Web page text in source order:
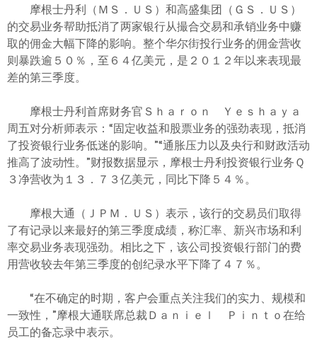
摩根士丹利（ＭＳ．ＵＳ）和高盛集团（ＧＳ．ＵＳ）
的交易业务帮助抵消了两家银行从撮合交易和承销业务中赚
取的佣金大幅下降的影响。整个华尔街投行业务的佣金营收
则暴跌逾５０％，至６４亿美元，是２０１２年以来表现最
差的第三季度。
摩根士丹利首席财务官Ｓｈａｒｏｎ Ｙｅｓｈａｙａ
周五对分析师表示：“固定收益和股票业务的强劲表现，抵消
了投资银行业务低迷的影响。”“通胀压力以及央行和财政活动
推高了波动性。”财报数据显示，摩根士丹利投资银行业务Ｑ
３净营收为１３．７３亿美元，同比下降５４％。
摩根大通（ＪＰＭ．ＵＳ）表示，该行的交易员们取得
了有记录以来最好的第三季度成绩，称汇率、新兴市场和利
率交易业务表现强劲。相比之下，该公司投资银行部门的费
用营收较去年第三季度的创纪录水平下降了４７％。
“在不确定的时期，客户会重点关注我们的实力、规模和
一致性，”摩根大通联席总裁Ｄａｎｉｅｌ Ｐｉｎｔｏ在给
员工的备忘录中表示。